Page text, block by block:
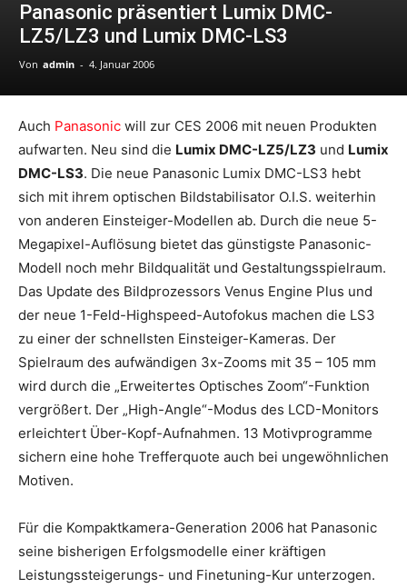
Panasonic präsentiert Lumix DMC-
LZ5/LZ3 und Lumix DMC-LS3
Von admin - 4. Januar 2006
Auch Panasonic will zur CES 2006 mit neuen Produkten
aufwarten. Neu sind die Lumix DMC-LZ5/LZ3 und Lumix
DMC-LS3. Die neue Panasonic Lumix DMC-LS3 hebt
sich mit ihrem optischen Bildstabilisator O.I.S. weiterhin
von anderen Einsteiger-Modellen ab. Durch die neue 5-
Megapixel-Auflösung bietet das günstigste Panasonic-
Modell noch mehr Bildqualität und Gestaltungsspielraum.
Das Update des Bildprozessors Venus Engine Plus und
der neue 1-Feld-Highspeed-Autofokus machen die LS3
zu einer der schnellsten Einsteiger-Kameras. Der
Spielraum des aufwändigen 3x-Zooms mit 35 – 105 mm
wird durch die „Erweitertes Optisches Zoom“-Funktion
vergrößert. Der „High-Angle“-Modus des LCD-Monitors
erleichtert Über-Kopf-Aufnahmen. 13 Motivprogramme
sichern eine hohe Trefferquote auch bei ungewöhnlichen
Motiven.
Für die Kompaktkamera-Generation 2006 hat Panasonic
seine bisherigen Erfolgsmodelle einer kräftigen
Leistungssteigerungs- und Finetuning-Kur unterzogen.